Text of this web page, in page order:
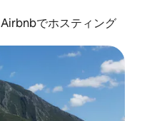
Airbnbでホスティング